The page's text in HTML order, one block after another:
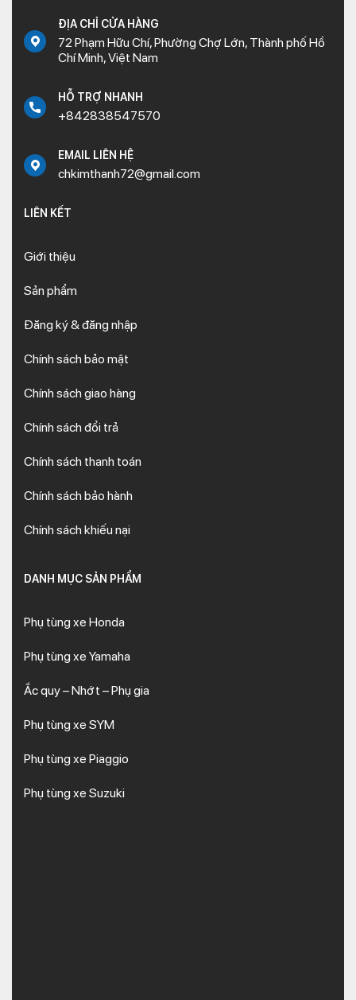
ĐỊA CHỈ CỬA HÀNG
72 Phạm Hữu Chí, Phường Chợ Lớn, Thành phố Hồ
Chí Minh, Việt Nam
HỖ TRỢ NHANH
+842838547570
EMAIL LIÊN HỆ
chkimthanh72@gmail.com
LIÊN KẾT
Giới thiệu
Sản phẩm
Đăng ký & đăng nhập
Chính sách bảo mật
Chính sách giao hàng
Chính sách đổi trả
Chính sách thanh toán
Chính sách bảo hành
Chính sách khiếu nại
DANH MỤC SẢN PHẨM
Phụ tùng xe Honda
Phụ tùng xe Yamaha
Ắc quy – Nhớt – Phụ gia
Phụ tùng xe SYM
Phụ tùng xe Piaggio
Phụ tùng xe Suzuki